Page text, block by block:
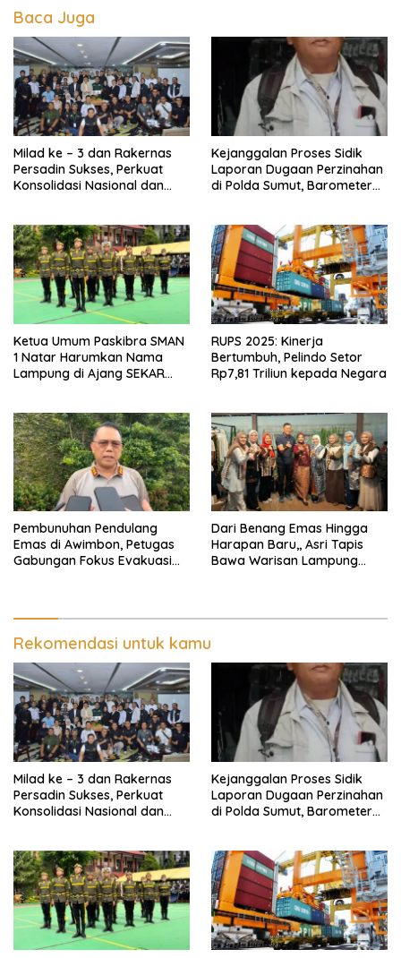
Baca Juga
Milad ke – 3 dan Rakernas
Persadin Sukses, Perkuat
Konsolidasi Nasional dan
Kejanggalan Proses Sidik
Laporan Dugaan Perzinahan
di Polda Sumut, Barometer
Ketua Umum Paskibra SMAN
1 Natar Harumkan Nama
Lampung di Ajang SEKAR
RUPS 2025: Kinerja
Bertumbuh, Pelindo Setor
Rp7,81 Triliun kepada Negara
Pembunuhan Pendulang
Emas di Awimbon, Petugas
Gabungan Fokus Evakuasi
Dari Benang Emas Hingga
Harapan Baru,, Asri Tapis
Bawa Warisan Lampung
Rekomendasi untuk kamu
Milad ke – 3 dan Rakernas
Persadin Sukses, Perkuat
Konsolidasi Nasional dan
Kejanggalan Proses Sidik
Laporan Dugaan Perzinahan
di Polda Sumut, Barometer